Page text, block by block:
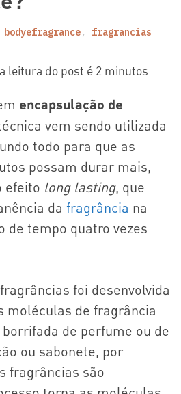
bodyefragrance, fragrancias
leitura do post é 2 minutos
encapsulação de
vem sendo utilizada
todo para que as
possam durar mais,
efeito long lasting, que
da fragrância na
de tempo quatro vezes
foi desenvolvida
moléculas de fragrância
de perfume ou de
ou sabonete, por
fragrâncias são